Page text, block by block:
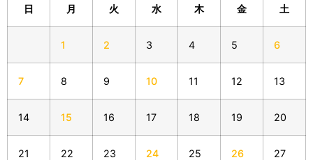
日 月 火 水 木 金 土
1 2 3 4 5 6
7 8 9 10 11 12 13
14 15 16 17 18 19 20
21 22 23 24 25 26 27